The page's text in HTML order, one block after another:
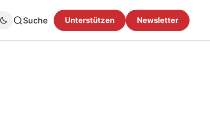
Suche Unterstützen Newsletter